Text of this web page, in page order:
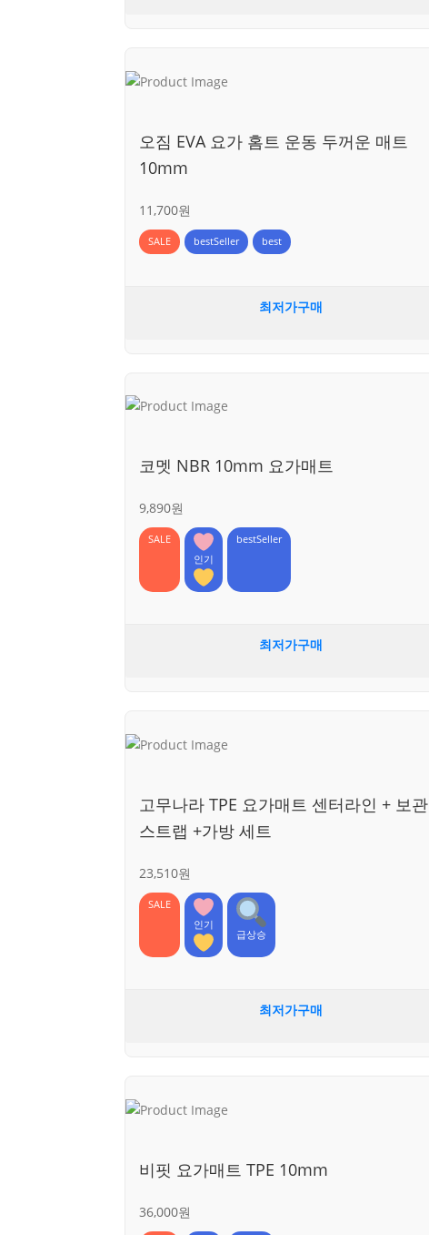
오짐 EVA 요가 홈트 운동 두꺼운 매트
10mm
11,700원
SALE bestSeller best
최저가구매
코멧 NBR 10mm 요가매트
9,890원
SALE
인기
bestSeller
최저가구매
고무나라 TPE 요가매트 센터라인 + 보관
스트랩 +가방 세트
23,510원
SALE
인기
급상승
최저가구매
비핏 요가매트 TPE 10mm
36,000원